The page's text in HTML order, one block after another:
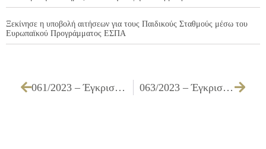
Ξεκίνησε η υποβολή αιτήσεων για τους Παιδικούς Σταθμούς μέσω του
Ευρωπαϊκού Προγράμματος ΕΣΠΑ
061/2023 – Έγκριση παράτασης της οριζόμενης προθεσμίας σύμβασης υπηρεσιών που αφορά την «Συντήρηση και επισκευή οργάνων ελέγχου ταχύτητας οχημάτων» 063/2023 – Έγκριση παράτασης της οριζόμενης προθεσμίας σύμβασης προμηθειών που αφορά την «Προμήθεια και τοποθέτηση κουφωμάτων αλουμινίου στο 5ο και 11ο Δημοτικό και στο 3ο Νηπιαγωγείο»